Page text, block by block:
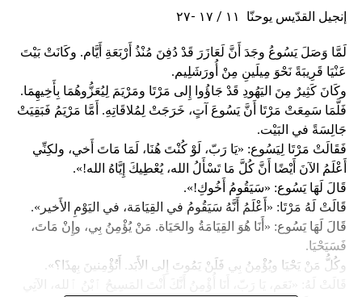
إنجيل القدّيس يوحنّا ١١ / ١٧ -٢٧
لَمَّا وَصَلَ يَسُوعُ وجَدَ أَنَّ لَعَازَرَ قَدْ دُفِنَ مُنْذُ أَرْبَعَةِ أَيَّام. وكَانَتْ بَيْتَ
عَنْيَا قَرِيبَةً نَحْوَ مِيلَينِ مِنْ أُورَشَلِيم.
وكَانَ كَثِيرٌ مِنَ اليَهُودِ قَدْ جَاؤُوا إِلى مَرْتَا ومَرْيَمَ لِيُعَزُّوهُمَا بِأَخِيهِمَا.
فَلَّمَا سَمِعَتْ مَرْتَا أَنَّ يَسُوعَ آتٍ، خَرَجَتْ لِمُلاقَاتِهِ. أَمَّا مَرْيَمُ فَبَقِيَتْ
جَالِسَةً في البَيْت.
فَقَالَتْ مَرْتَا لِيَسُوع: «يَا رَبّ، لَوْ كُنْتَ هُنَا، لَمَا مَاتَ أَخي، ولكِنِّي
أَعْلَمُ الآنَ أَيْضًا أَنَّ كُلَّ مَا تَسْأَلُ الله، يُعْطِيكَ إِيَّاهُ الله!».
قَالَ لَهَا يَسُوع: «سَيَقُومُ أَخُوكِ!».
قَالَتْ لَهُ مَرْتَا: «أَعْلَمُ أَنَّهُ سَيَقُومُ في القِيَامَة، في اليَوْمِ الأَخير».
قَالَ لَهَا يَسُوع: «أَنَا هُوَ القِيَامَةُ والحَيَاة. مَنْ يُؤْمِنُ بِي، وإِنْ مَاتَ،
فَسَيَحْيَا.
وكُلُّ مَنْ يَحْيَا ويُؤْمِنُ بِي فَلَنْ يَمُوتَ إِلى الأَبَد. أَتُؤْمِنينَ بِهذَا؟».